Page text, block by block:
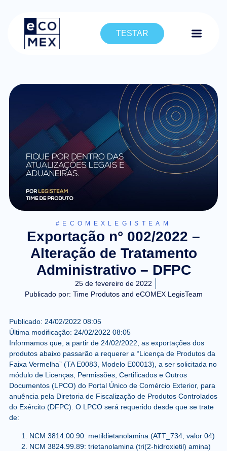
TESTAR
#ECOMEXLEGISTEAM
Exportação n° 002/2022 –
Alteração de Tratamento
Administrativo – DFPC
25 de fevereiro de 2022
Publicado por: Time Produtos and eCOMEX LegisTeam
Publicado: 24/02/2022 08:05
Última modificação: 24/02/2022 08:05
Informamos que, a partir de 24/02/2022, as exportações dos
produtos abaixo passarão a requerer a “Licença de Produtos da
Faixa Vermelha” (TA E0083, Modelo E00013), a ser solicitada no
módulo de Licenças, Permissões, Certificados e Outros
Documentos (LPCO) do Portal Único de Comércio Exterior, para
anuência pela Diretoria de Fiscalização de Produtos Controlados
do Exército (DFPC). O LPCO será requerido desde que se trate
de:
NCM 3814.00.90: metildietanolamina (ATT_734, valor 04)
NCM 3824.99.89: trietanolamina (tri(2-hidroxietil) amina)